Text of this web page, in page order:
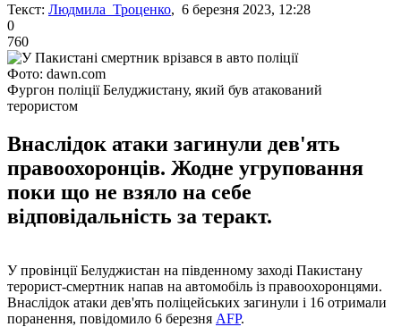
Текст: Людмила Троценко, 6 березня 2023, 12:28
0
760
Фото: dawn.com
Фургон поліції Белуджистану, який був атакований
терористом
Внаслідок атаки загинули дев'ять
правоохоронців. Жодне угруповання
поки що не взяло на себе
відповідальність за теракт.
У провінції Белуджистан на південному заході Пакистану
терорист-смертник напав на автомобіль із правоохоронцями.
Внаслідок атаки дев'ять поліцейських загинули і 16 отримали
поранення, повідомило 6 березня AFP.